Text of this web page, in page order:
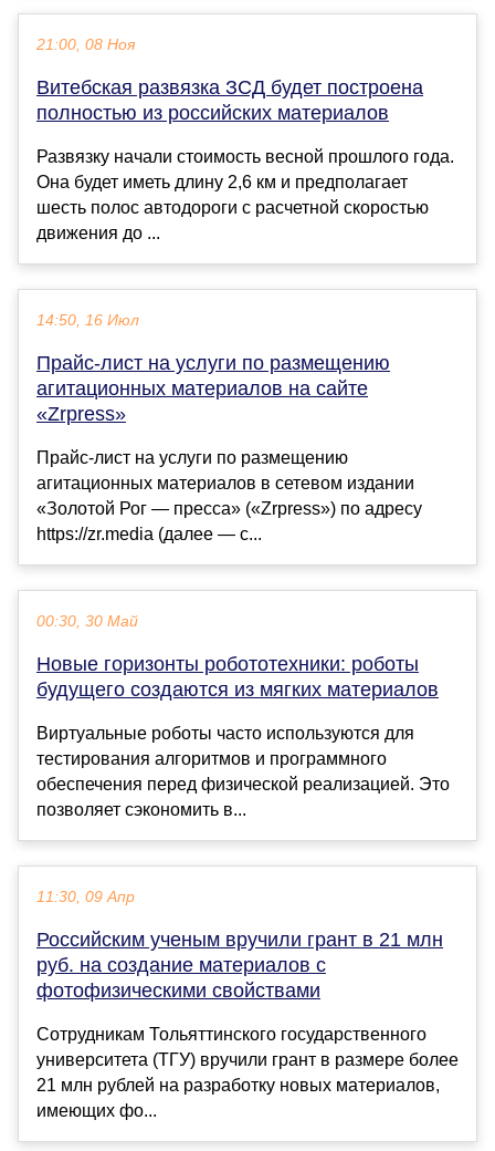
21:00, 08 Ноя
Витебская развязка ЗСД будет построена
полностью из российских материалов
Развязку начали стоимость весной прошлого года.
Она будет иметь длину 2,6 км и предполагает
шесть полос автодороги с расчетной скоростью
движения до ...
14:50, 16 Июл
Прайс-лист на услуги по размещению
агитационных материалов на сайте
«Zrpress»
Прайс-лист на услуги по размещению
агитационных материалов в сетевом издании
«Золотой Рог — пресса» («Zrpress») по адресу
https://zr.media (далее — с...
00:30, 30 Май
Новые горизонты робототехники: роботы
будущего создаются из мягких материалов
Виртуальные роботы часто используются для
тестирования алгоритмов и программного
обеспечения перед физической реализацией. Это
позволяет сэкономить в...
11:30, 09 Апр
Российским ученым вручили грант в 21 млн
руб. на создание материалов с
фотофизическими свойствами
Сотрудникам Тольяттинского государственного
университета (ТГУ) вручили грант в размере более
21 млн рублей на разработку новых материалов,
имеющих фо...